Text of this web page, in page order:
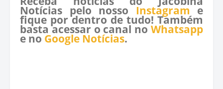
Notícias pelo nosso Instagram e
fique por dentro de tudo! Também
basta acessar o canal no Whatsapp
e no Google Notícias.